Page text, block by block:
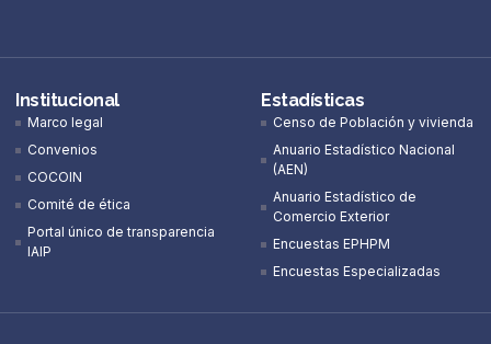
Institucional
Marco legal
Convenios
COCOIN
Comité de ética
Portal único de transparencia
IAIP
Estadísticas
Censo de Población y vivienda
Anuario Estadístico Nacional
(AEN)​
Anuario Estadístico de
Comercio Exterior
Encuestas EPHPM
Encuestas Especializadas